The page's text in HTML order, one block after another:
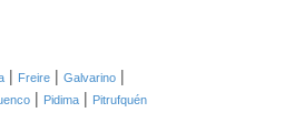
| Freire | Galvarino |
| Pidima | Pitrufquén